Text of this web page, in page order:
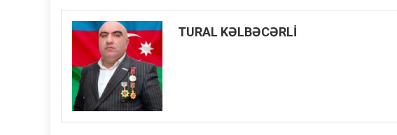
naviqasiyası
TURAL KƏLBƏCƏRLİ